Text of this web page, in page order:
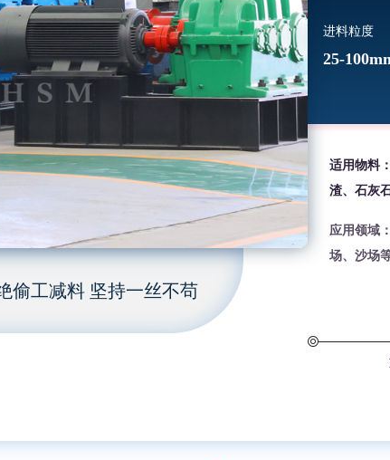
偷工减料 坚持一丝不苟
进料粒度
25-
适用物料
渣、石灰
应用领域
场、沙场等